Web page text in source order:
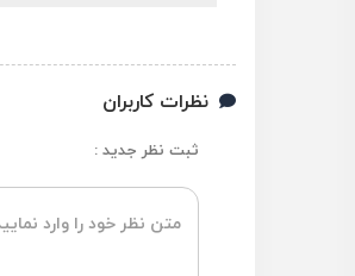
نظرات کاربران
ثبت نظر جدید :